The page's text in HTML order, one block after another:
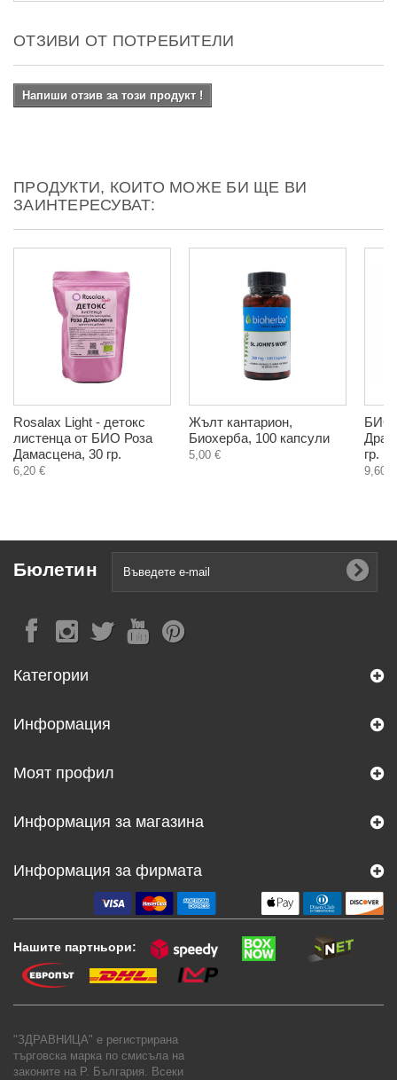
ОТЗИВИ ОТ ПОТРЕБИТЕЛИ
Напиши отзив за този продукт !
ПРОДУКТИ, КОИТО МОЖЕ БИ ЩЕ ВИ
ЗАИНТЕРЕСУВАТ:
Rosalax Light - детокс
листенца от БИО Роза
Дамасцена, 30 гр.
6,20 €
Жълт кантарион,
Биохерба, 100 капсули
5,00 €
БИО
гр.
9,60 €
Бюлетин
Категории
Информация
Моят профил
Информация за магазина
Информация за фирмата
Нашите партньори:
"ЗДРАВНИЦА" е регистрирана
търговска марка по смисъла на
законите на Р. България. Всеки